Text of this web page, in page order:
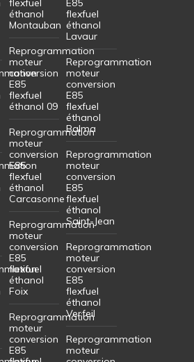
flexfuel
éthanol
Montauban
Reprogrammation
moteur
conversion
E85
flexfuel
éthanol 09
Reprogrammation
moteur
conversion
E85
flexfuel
éthanol
Carcasonne
Reprogrammation
moteur
conversion
E85
flexfuel
éthanol
Foix
Reprogrammation
moteur
conversion
E85
E85
flexfuel
éthanol
Lavaur
Reprogrammation
moteur
conversion
E85
flexfuel
éthanol
Balma
Reprogrammation
moteur
conversion
E85
flexfuel
éthanol
Saint-Jean
Reprogrammation
moteur
conversion
E85
flexfuel
éthanol
Verfeil
Reprogrammation
moteur